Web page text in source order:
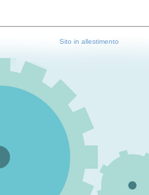
Sito in allestimento